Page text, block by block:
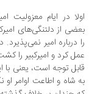
در ایام معزولیت
از دلتنگی‌های
درباره امیر نمی‌پذیرد. در
کرد و امیرکبیر را کشت. اما
توجه است، یعنی با
شاه و اطاعت اوامر او